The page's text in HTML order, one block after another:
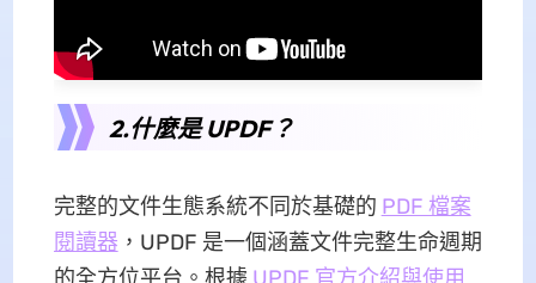
2.什麼是 UPDF？
完整的文件生態系統不同於基礎的 PDF 檔案
閱讀器 ，UPDF 是一個涵蓋文件完整生命週期